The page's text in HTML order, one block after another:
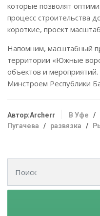
которые позволят
процесс строительства
короткие, проект
Напомним, масштабный
территории «Южные
объектов и
Минстроем Республики
Автор:Archerr В Уфе /
Пугачева / развязка /